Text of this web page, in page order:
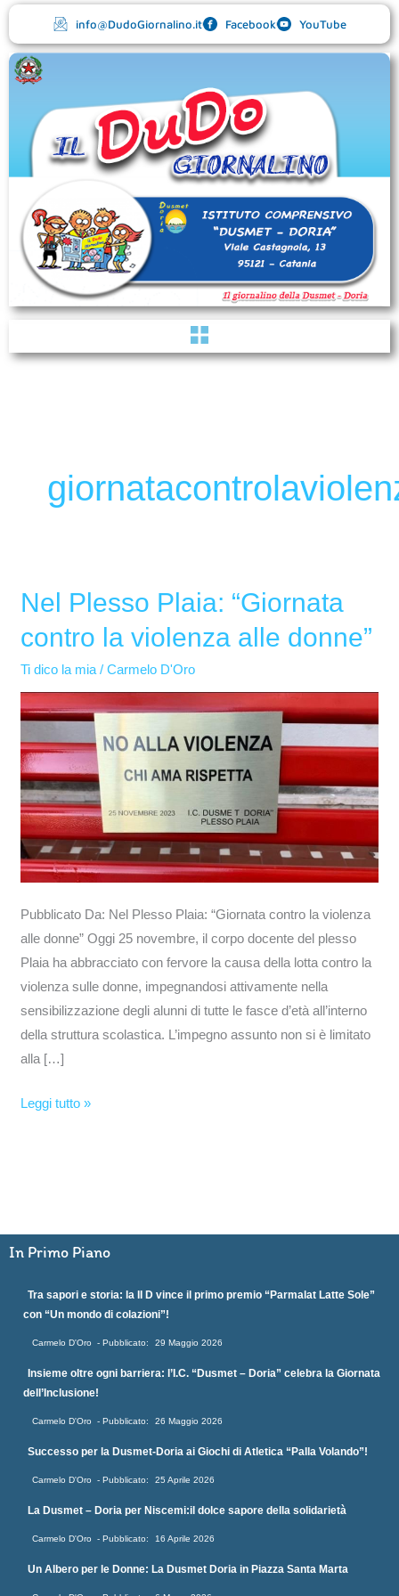
contenuto
info@DudoGiornalino.it Facebook YouTube
Menu
Nel Plesso Plaia: “Giornata
contro la violenza alle donne”
Ti dico la mia /Carmelo D'Oro
Pubblicato Da: Nel Plesso Plaia: “Giornata contro la violenza
alle donne” Oggi 25 novembre, il corpo docente del plesso
Plaia ha abbracciato con fervore la causa della lotta contro la
violenza sulle donne, impegnandosi attivamente nella
sensibilizzazione degli alunni di tutte le fasce d’età all’interno
della struttura scolastica. L’impegno assunto non si è limitato
alla […]
Nel
Plaia:
“Giornata
contro
la
violenza
alle
donne”
Leggi tutto »
In Primo Piano
Tra sapori e storia: la II D vince il primo premio “Parmalat Latte Sole”
con “Un mondo di colazioni”!
Carmelo D'Oro 29 Maggio 2026
Insieme oltre ogni barriera: l’I.C. “Dusmet – Doria” celebra la Giornata
dell’Inclusione!
Carmelo D'Oro 26 Maggio 2026
Successo per la Dusmet-Doria ai Giochi di Atletica “Palla Volando”!
Carmelo D'Oro 25 Aprile 2026
La Dusmet – Doria per Niscemi:il dolce sapore della solidarietà
Carmelo D'Oro 16 Aprile 2026
Un Albero per le Donne: La Dusmet Doria in Piazza Santa Marta